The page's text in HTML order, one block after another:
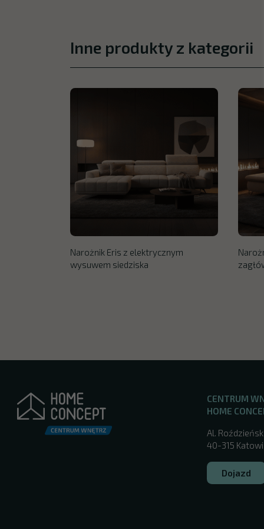
Inne produkty z kategorii
Narożnik Eris z elektrycznym
wysuwem siedziska
CENTRUM
HOME
Al.
40-315
Dojazd